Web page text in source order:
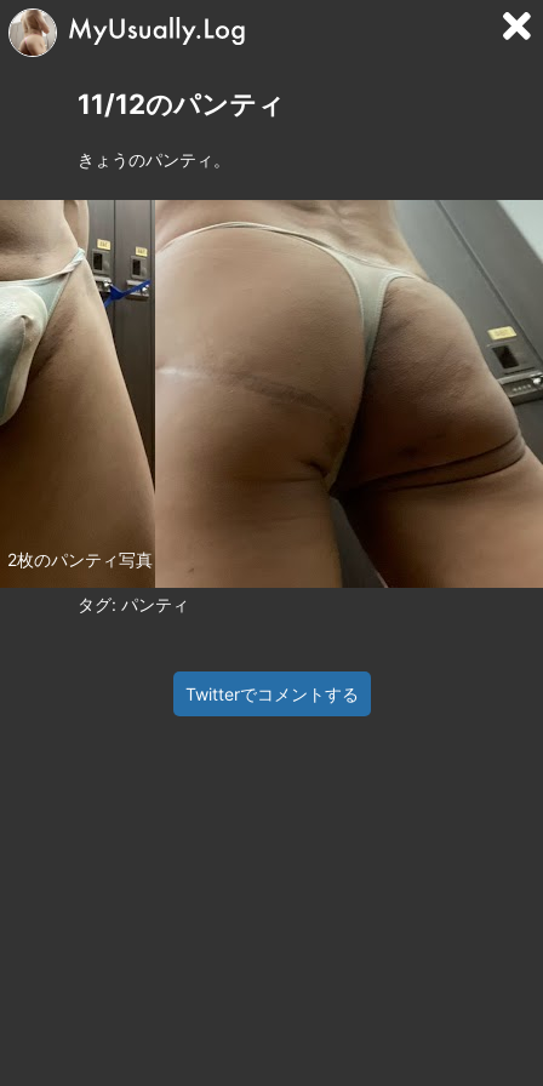
11/12のパンティ
きょうのパンティ。
2枚のパンティ写真
タグ: パンティ
Twitterでコメントする